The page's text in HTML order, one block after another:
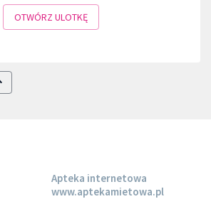
OTWÓRZ ULOTKĘ
Apteka internetowa
www.aptekamietowa.pl